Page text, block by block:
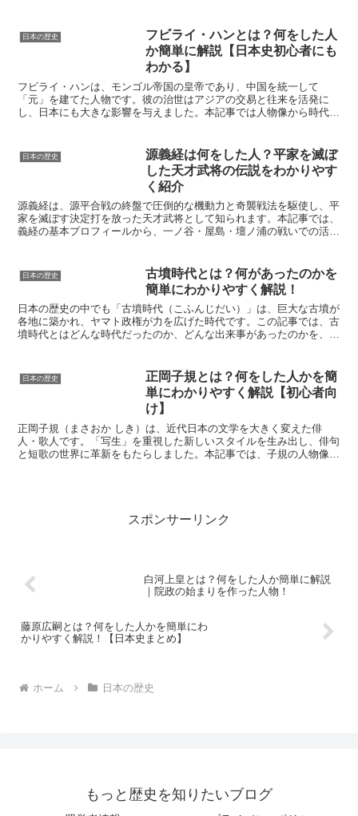
日本の歴史
フビライ・ハンとは？何をした人
か簡単に解説【日本史初心者にも
わかる】
フビライ・ハンは、モンゴル帝国の皇帝であり、中国を統一して
「元」を建てた人物です。彼の治世はアジアの交易と往来を活発に
し、日本にも大きな影響を与えました。本記事では人物像から時代背
日本の歴史
源義経は何をした人？平家を滅ぼ
した天才武将の伝説をわかりやす
く紹介
源義経は、源平合戦の終盤で圧倒的な機動力と奇襲戦法を駆使し、平
家を滅ぼす決定打を放った天才武将として知られます。本記事では、
義経の基本プロフィールから、一ノ谷・屋島・壇ノ浦の戦いでの活
日本の歴史
古墳時代とは？何があったのかを
簡単にわかりやすく解説！
日本の歴史の中でも「古墳時代（こふんじだい）」は、巨大な古墳が
各地に築かれ、ヤマト政権が力を広げた時代です。この記事では、古
墳時代とはどんな時代だったのか、どんな出来事があったのかを、初
日本の歴史
正岡子規とは？何をした人かを簡
単にわかりやすく解説【初心者向
け】
正岡子規（まさおか しき）は、近代日本の文学を大きく変えた俳
人・歌人です。「写生」を重視した新しいスタイルを生み出し、俳句
と短歌の世界に革新をもたらしました。本記事では、子規の人物像、
スポンサーリンク
白河上皇とは？何をした人か簡単に解説
｜院政の始まりを作った人物！
藤原広嗣とは？何をした人かを簡単にわ
かりやすく解説！【日本史まとめ】
ホーム 日本の歴史
もっと歴史を知りたいブログ